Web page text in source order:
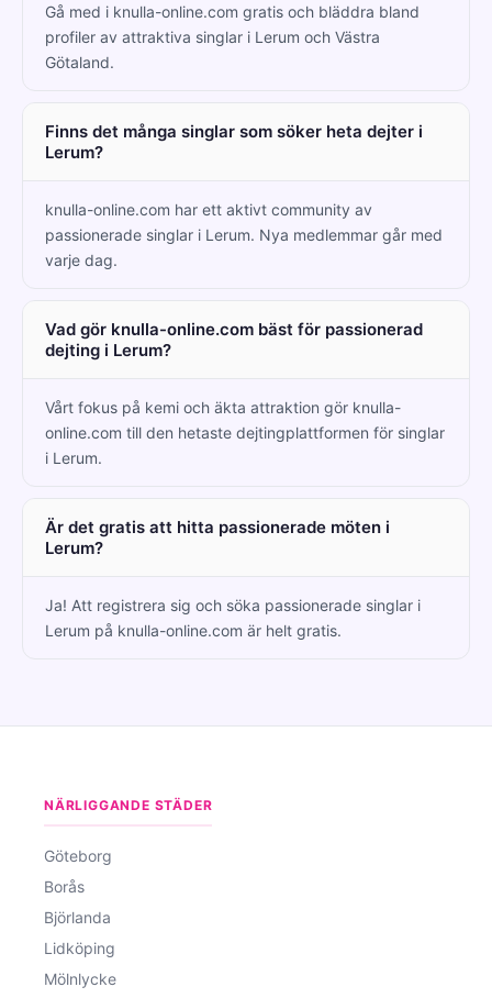
Gå med i knulla-online.com gratis och bläddra bland
profiler av attraktiva singlar i Lerum och Västra
Götaland.
Finns det många singlar som söker heta dejter i
Lerum?
knulla-online.com har ett aktivt community av
passionerade singlar i Lerum. Nya medlemmar går med
varje dag.
Vad gör knulla-online.com bäst för passionerad
dejting i Lerum?
Vårt fokus på kemi och äkta attraktion gör knulla-
online.com till den hetaste dejtingplattformen för singlar
i Lerum.
Är det gratis att hitta passionerade möten i
Lerum?
Ja! Att registrera sig och söka passionerade singlar i
Lerum på knulla-online.com är helt gratis.
NÄRLIGGANDE STÄDER
Göteborg
Borås
Björlanda
Lidköping
Mölnlycke